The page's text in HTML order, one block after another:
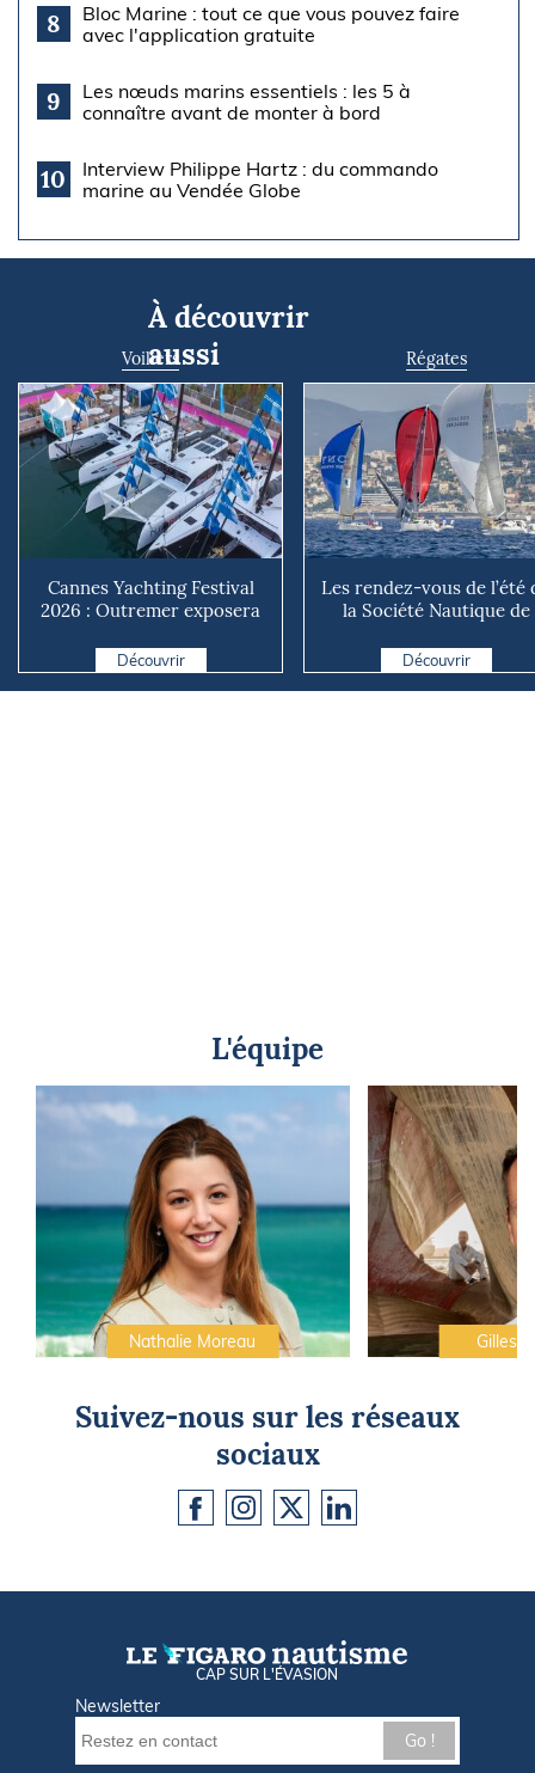
8
Bloc Marine : tout ce que vous pouvez faire
avec l'application gratuite
9
Les nœuds marins essentiels : les 5 à
connaître avant de monter à bord
10
Interview Philippe Hartz : du commando
marine au Vendée Globe
À découvrir
aussi
Voiliers
Cannes Yachting Festival
2026 : Outremer exposera
Découvrir
Régates
Les rendez-vous de l’été
la Société Nautique de
Découvrir
L'équipe
Nathalie Moreau Gilles
Suivez-nous sur les réseaux
sociaux
CAP SUR L'ÉVASION
Newsletter
Go !